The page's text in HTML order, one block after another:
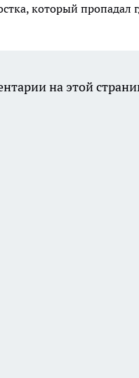
который пропадал
на этой